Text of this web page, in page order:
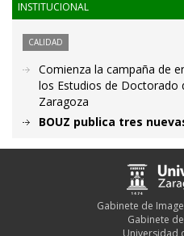
INSTITUCIONAL
CALIDAD
Comienza la campaña de
los Estudios de Doctorado
Zaragoza
BOUZ publica tres
Gabinete de
Gabinete
Universidad